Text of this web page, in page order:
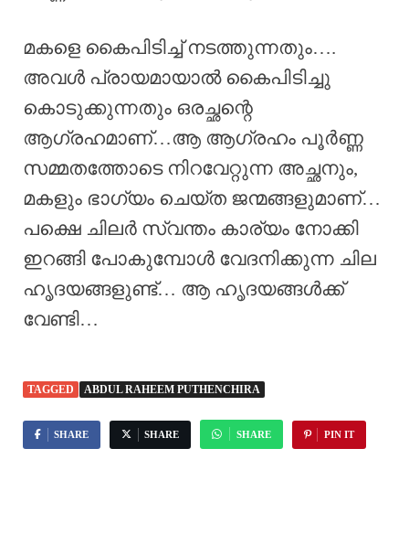
മകളെ കൈപിടിച്ച് നടത്തുന്നതും….
അവൾ പ്രായമായാൽ കൈപിടിച്ചു
കൊടുക്കുന്നതും ഒരച്ഛന്റെ
ആഗ്രഹമാണ്…ആ ആഗ്രഹം പൂർണ്ണ
സമ്മതത്തോടെ നിറവേറ്റുന്ന അച്ഛനും,
മകളും ഭാഗ്യം ചെയ്ത ജന്മങ്ങളുമാണ്…
പക്ഷെ ചിലർ സ്വന്തം കാര്യം നോക്കി
ഇറങ്ങി പോകുമ്പോൾ വേദനിക്കുന്ന ചില
ഹൃദയങ്ങളുണ്ട്… ആ ഹൃദയങ്ങൾക്ക്
വേണ്ടി…
TAGGED ABDUL RAHEEM PUTHENCHIRA
SHARE SHARE SHARE PIN IT